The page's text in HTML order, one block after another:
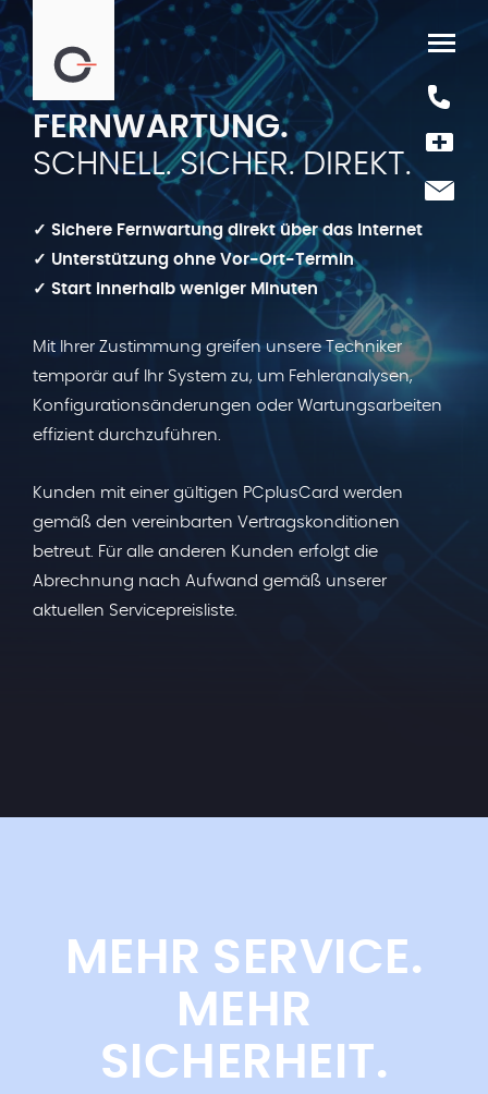
FERNWARTUNG.
SCHNELL. SICHER. DIREKT.
✓ Sichere Fernwartung direkt über das Internet
✓ Unterstützung ohne Vor-Ort-Termin
✓ Start innerhalb weniger Minuten
Mit Ihrer Zustimmung greifen unsere Techniker
temporär auf Ihr System zu, um Fehleranalysen,
Konfigurationsänderungen oder Wartungsarbeiten
effizient durchzuführen.
Kunden mit einer gültigen PCplusCard werden
gemäß den vereinbarten Vertragskonditionen
betreut. Für alle anderen Kunden erfolgt die
Abrechnung nach Aufwand gemäß unserer
aktuellen Servicepreisliste.
MEHR SERVICE.
MEHR
SICHERHEIT.